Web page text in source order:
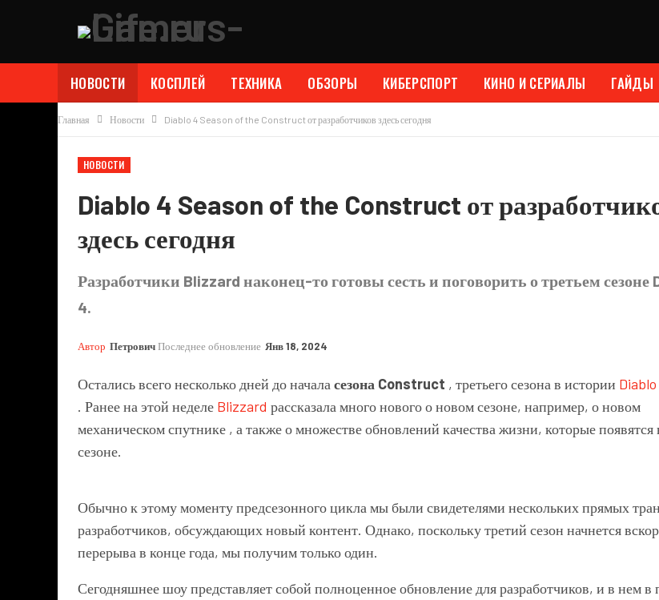
НОВОСТИ КОСПЛЕЙ ТЕХНИКА ОБЗОРЫ КИБЕРСПОРТ КИНО И СЕРИАЛЫ ГАЙДЫ
Главная Новости Diablo 4 Season of the Construct от разработчиков здесь сегодня
НОВОСТИ
Diablo 4 Season of the Construct от
здесь сегодня
Разработчики Blizzard наконец-то готовы сесть и поговорить о третьем сезоне
4.
Автор ПетровичПоследнее обновление Янв 18, 2024
Остались всего несколько дней до начала сезона Construct , третьего сезона в истории
. Ранее на этой неделе Blizzard рассказала много нового о новом сезоне, например, о новом
механическом спутнике , а также о множествеобновлений качества жизни, которые
сезоне.
Обычно к этому моменту предсезонного цикла мы были свидетелями нескольких прямых
разработчиков, обсуждающих новый контент. Однако, поскольку третий сезон начнется
перерыва в конце года, мы получим только один.
Сегодняшнее шоу представляет собой полноценное обновление для разработчиков, и в нем в